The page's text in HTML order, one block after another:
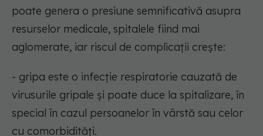
poate genera o presiune semnificativă asupra
resurselor medicale, spitalele fiind mai
aglomerate, iar riscul de complicații crește:
- gripa este o infecție respiratorie cauzată de
virusurile gripale și poate duce la spitalizare, în
special în cazul persoanelor în vârstă sau celor
cu comorbidități.